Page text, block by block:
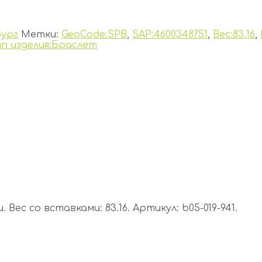
Метки: GeoCode:SPB, SAP:4600348751, Вес:83.16,
изделия:Браслет
со вставками: 83.16. Артикул: b05-019-941.